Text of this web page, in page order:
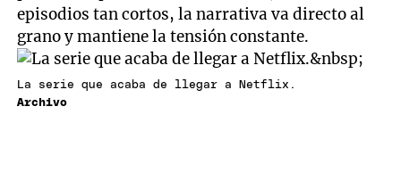
episodios tan cortos, la narrativa va directo al
grano y mantiene la tensión constante.
La serie que acaba de llegar a Netflix.
Archivo